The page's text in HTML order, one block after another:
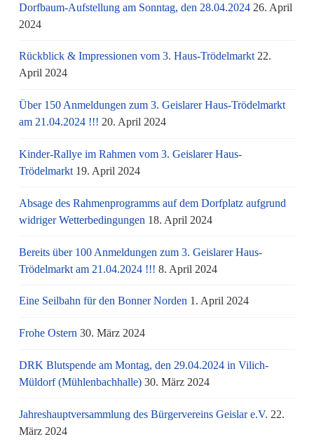
Dorfbaum-Aufstellung am Sonntag, den 28.04.2024 26. April
2024
Rückblick & Impressionen vom 3. Haus-Trödelmarkt 22.
April 2024
Über 150 Anmeldungen zum 3. Geislarer Haus-Trödelmarkt
am 21.04.2024 !!! 20. April 2024
Kinder-Rallye im Rahmen vom 3. Geislarer Haus-
Trödelmarkt 19. April 2024
Absage des Rahmenprogramms auf dem Dorfplatz aufgrund
widriger Wetterbedingungen 18. April 2024
Bereits über 100 Anmeldungen zum 3. Geislarer Haus-
Trödelmarkt am 21.04.2024 !!! 8. April 2024
Eine Seilbahn für den Bonner Norden 1. April 2024
Frohe Ostern 30. März 2024
DRK Blutspende am Montag, den 29.04.2024 in Vilich-
Müldorf (Mühlenbachhalle) 30. März 2024
Jahreshauptversammlung des Bürgervereins Geislar e.V. 22.
März 2024